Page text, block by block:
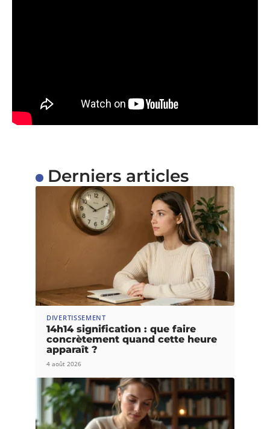
Derniers articles
DIVERTISSEMENT
14h14 signification : que faire
concrètement quand cette heure
apparaît ?
4 août 2026